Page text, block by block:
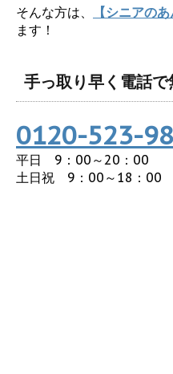
そんな方は、 【シニアの
ます！
手っ取り早く電話
0120-523-
平日 9：00～20：00
土日祝 9：00～18：00